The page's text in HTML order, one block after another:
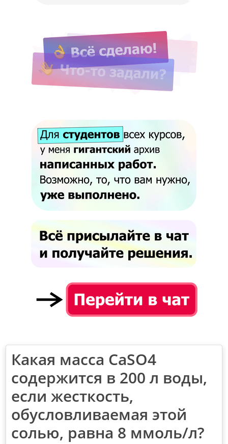
Какая масса CaSO4
содержится в 200 л воды,
если жесткость,
обусловливаемая этой
солью, равна 8 ммоль/л?